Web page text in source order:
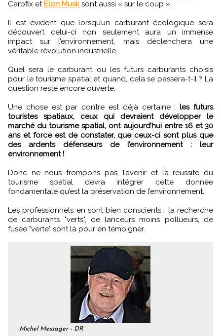
Carbfix et Elon Musksont aussi « sur le coup ».
Il est évident que lorsqu’un carburant écologique sera
découvert celui-ci non seulement aura un immense
impact sur l’environnement, mais déclenchera une
véritable révolution industrielle.
Quel sera le carburant ou les futurs carburants choisis
pour le tourisme spatial et quand, cela se passera-t-il ? La
question reste encore ouverte.
Une chose est par contre est déjà certaine :les futurs
touristes spatiaux, ceux qui devraient développer le
marché du tourisme spatial, ont aujourd’hui entre 16 et 30
ans et force est de constater, que ceux-ci sont plus que
des ardents défenseurs de l’environnement : leur
environnement !
Donc ne nous trompons pas, l’avenir et la réussite du
tourisme spatial devra intégrer cette donnée
fondamentale qu’est la préservation de l’environnement.
Les professionnels en sont bien conscients : la recherche
de carburants "verts", de lanceurs moins pollueurs, de
fusée "verte" sont là pour en témoigner.
Michel Messager - DR